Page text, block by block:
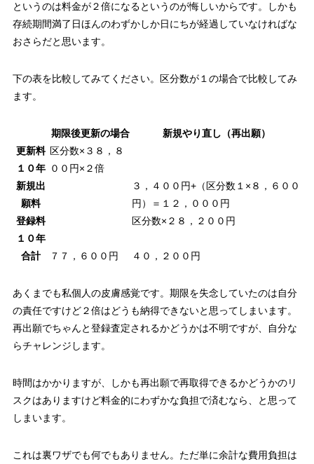
というのは料金が２倍になるというのが悔しいからです。しかも
存続期間満了日ほんのわずかしか日にちが経過していなければな
おさらだと思います。
下の表を比較してみてください。区分数が１の場合で比較してみ
ます。
期限後更新の場合
新規やり直し（再出願）
更新料
１０年
区分数×３８，８
００円×２倍
新規出
願料
３，４００円+（区分数１×８，６００
円）＝１２，０００円
登録料
１０年
区分数×２８，２００円
合計 ７７，６００円 ４０，２００円
あくまでも私個人の皮膚感覚です。期限を失念していたのは自分
の責任ですけど２倍はどうも納得できないと思ってしまいます。
再出願でちゃんと登録査定されるかどうかは不明ですが、自分な
らチャレンジします。
時間はかかりますが、しかも再出願で再取得できるかどうかのリ
スクはありますけど料金的にわずかな負担で済むなら、と思って
しまいます。
これは裏ワザでも何でもありません。ただ単に余計な費用負担は